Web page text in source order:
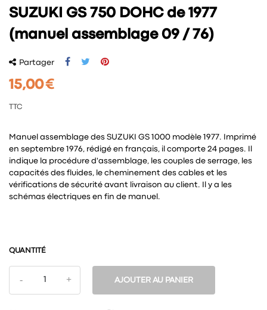
SUZUKI GS 750 DOHC de 1977
(manuel assemblage 09 / 76)
Partager
15,00 €
TTC
Manuel assemblage des SUZUKI GS 1000 modèle 1977. Imprimé
en septembre 1976, rédigé en français, il comporte 24 pages. Il
indique la procédure d'assemblage, les couples de serrage, les
capacités des fluides, le cheminement des cables et les
vérifications de sécurité avant livraison au client. Il y a les
schémas électriques en fin de manuel.
QUANTITÉ
AJOUTER AU PANIER